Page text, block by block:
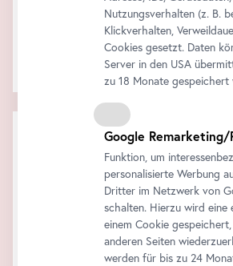
Die Audiotour am eigenenSmartphone!
Alle Informationen finden Sie hier.
Alle Preise
Nutzungsverhalten (z. B.
Klickverhalten,
Cookies gesetzt. Daten
Server in den USA
zu 18 Monate gespeichert
Google
Funktion, um
personalisierte Werbung
Dritter im Netzwerk von
schalten. Hierzu wird eine
einem Cookie
anderen Seiten
werden für bis zu 24